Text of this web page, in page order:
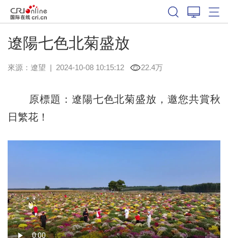
遼陽七色北菊盛放
來源： 遼望 | 2024-10-08 10:15:12 22.4万
原標題：遼陽七色北菊盛放，邀您共賞秋
日繁花！